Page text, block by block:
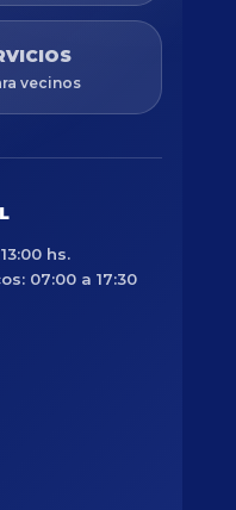
vecinos
hs.
07:00 a 17:30